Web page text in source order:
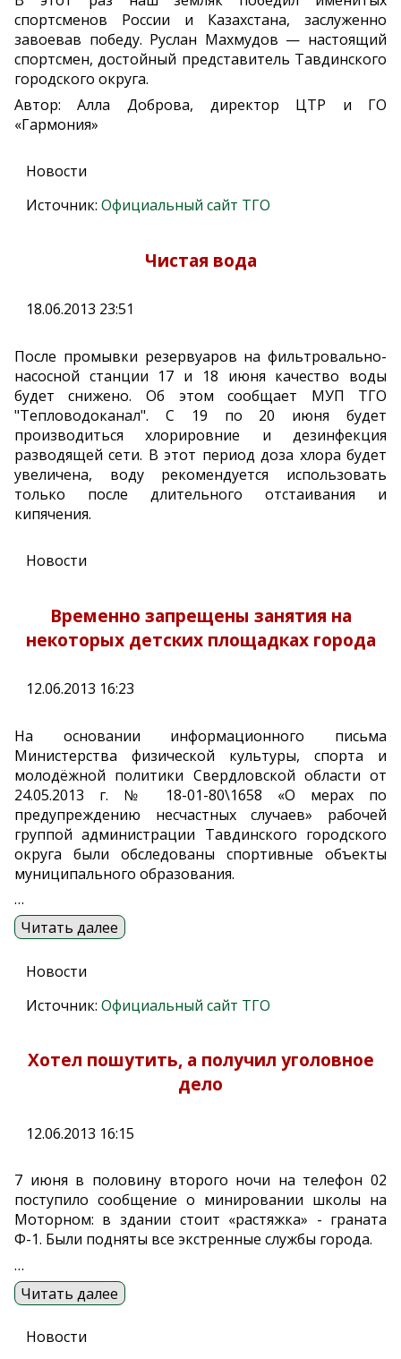
спортсменов России и Казахстана, заслуженно
завоевав победу. Руслан Махмудов — настоящий
спортсмен, достойный представитель Тавдинского
городского округа.
Автор: Алла Доброва, директор ЦТР и ГО
«Гармония»
Новости
Источник: Официальный сайт ТГО
Чистая вода
18.06.2013 23:51
После промывки резервуаров на фильтровально-
насосной станции 17 и 18 июня качество воды
будет снижено. Об этом сообщает МУП ТГО
"Тепловодоканал". С 19 по 20 июня будет
производиться хлорировние и дезинфекция
разводящей сети. В этот период доза хлора будет
увеличена, воду рекомендуется использовать
только после длительного отстаивания и
кипячения.
Новости
Временно запрещены занятия на
некоторых детских площадках города
12.06.2013 16:23
На основании информационного письма
Министерства физической культуры, спорта и
молодёжной политики Свердловской области от
24.05.2013 г. № 18-01-80\1658 «О мерах по
предупреждению несчастных случаев» рабочей
группой администрации Тавдинского городского
округа были обследованы спортивные объекты
муниципального образования.
…
Читать далее
Новости
Источник: Официальный сайт ТГО
Хотел пошутить, а получил уголовное
дело
12.06.2013 16:15
7 июня в половину второго ночи на телефон 02
поступило сообщение о минировании школы на
Моторном: в здании стоит «растяжка» - граната
Ф-1. Были подняты все экстренные службы города.
…
Читать далее
Новости